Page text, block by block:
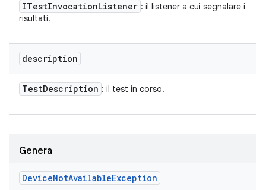
ITestInvocationListener : il listener a cui segnalare i
risultati.
description
TestDescription : il test in corso.
Genera
DeviceNotAvailableException